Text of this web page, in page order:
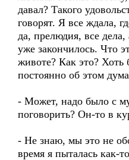
давал? Такого
говорят. Я все ждала,
да, прелюдия, все
уже закончилось. Что
животе? Как это? Хоть
постоянно об этом
- Может, надо было с
поговорить? Он-то в
- Не знаю, мы это не
время я пыталась как-